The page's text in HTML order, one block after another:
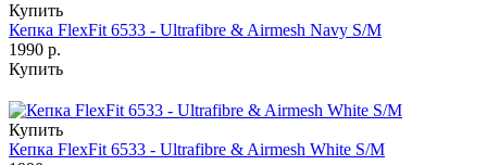
Купить
Кепка FlexFit 6533 - Ultrafibre & Airmesh Navy S/M
1990 р.
Купить
Купить
Кепка FlexFit 6533 - Ultrafibre & Airmesh White S/M